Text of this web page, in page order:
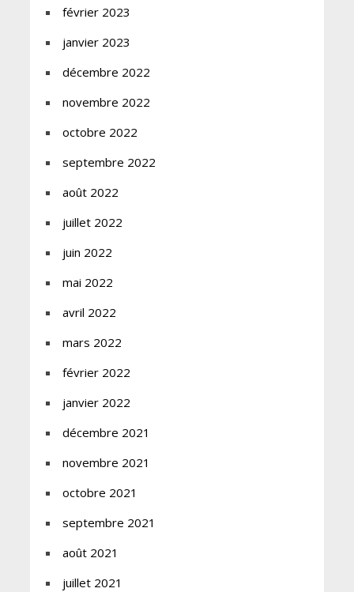
février 2023
janvier 2023
décembre 2022
novembre 2022
octobre 2022
septembre 2022
août 2022
juillet 2022
juin 2022
mai 2022
avril 2022
mars 2022
février 2022
janvier 2022
décembre 2021
novembre 2021
octobre 2021
septembre 2021
août 2021
juillet 2021